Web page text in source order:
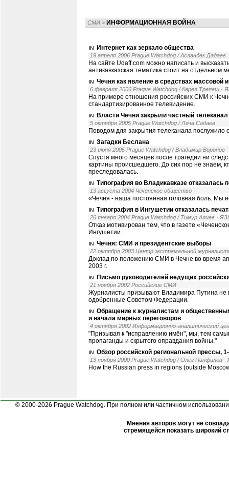
СМИ > ИНФОРМАЦИОННАЯ ВОЙНА
Интернет как зеркало общества
19 апреля 2006 Prague Watchdog / Асланбек Дадаев
На сайте Udaff.com можно написать и
антикавказская тематика стоит на отдельном
Чечня как явление в средствах
6 февраля 2006 Prague Watchdog / Карел Трепеш ·
На примере отношения российских СМИ к
стандартизированное телевидение.
Власти Чечни закрыли частный
5 октября 2005 Prague Watchdog / Леча Садаев
Поводом для закрытия телеканала послужило
Загадки Беслана
23 июня 2005 Prague Watchdog / Владимир Воронов
Спустя много месяцев после трагедии ни
картины происшедшего. До сих пор не знаем,
преследовалась.
Типография во Владикавказе отказалась
13 августа 2004 Чеченское общество
«Чечня - наша постоянная головная боль. Мы
Типография в Ингушетии отказалась
26 января 2004 Prague Watchdog / Тимур Алиев ·
Отказ мотивирован тем, что в газете
Ингушетии.
Чечня: СМИ и президентские выборы
22 октября 2003 Центр экстремальной
Доклад по положению СМИ в Чечне во время
2003 г.
Письмо руководителей ведущих
21 ноября 2002 Российские СМИ
Журналисты призывают Владимира Путина не
одобренные Советом Федерации.
Обращение к журналистам и
и начала мирных переговоров
4 октября 2002 Информационно-аналитический
"Призывая к "исправлению имён", мы, тем
пропаганды и скрытого оправдания войны."
Обзор российской региональной прессы,
13 ноября 2000 Prague Watchdog / Олег Панфилов ·
How the Russian press in regions (outside
© 2000-2026 Prague Watchdog. При полном или частичном
Мнения авторов могут не
стремящейся показать широкий